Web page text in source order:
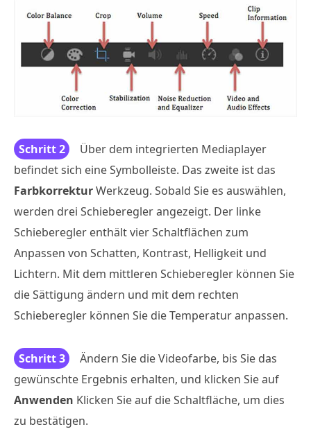
Schritt 2
Über dem integrierten Mediaplayer
befindet sich eine Symbolleiste. Das zweite ist das
FarbkorrekturWerkzeug. Sobald Sie es auswählen,
werden drei Schieberegler angezeigt. Der linke
Schieberegler enthält vier Schaltflächen zum
Anpassen von Schatten, Kontrast, Helligkeit und
Lichtern. Mit dem mittleren Schieberegler können Sie
die Sättigung ändern und mit dem rechten
Schieberegler können Sie die Temperatur anpassen.
Schritt 3
Ändern Sie die Videofarbe, bis Sie das
gewünschte Ergebnis erhalten, und klicken Sie auf
Anwenden Klicken Sie auf die Schaltfläche, um dies
zu bestätigen.